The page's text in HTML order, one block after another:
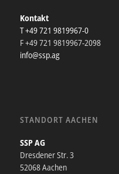
Kontakt
T +49 721 9819967-0
F +49 721 9819967-2098
info@ssp.ag
STANDORT AACHEN
SSP AG
Dresdener Str. 3
52068 Aachen